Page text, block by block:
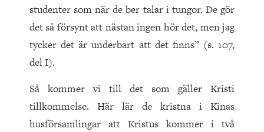
studenter som när de ber talar i tungor. De gör
det så försynt att nästan ingen hör det, men jag
tycker det är underbart att det finns” (s. 107,
del I).
Så kommer vi till det som gäller Kristi
tillkommelse. Här lär de kristna i Kinas
husförsamlingar att Kristus kommer i två